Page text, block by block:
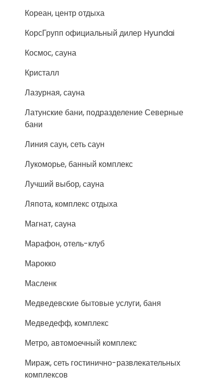
Кореан, центр отдыха
КорсГрупп официальный дилер Hyundai
Космос, сауна
Кристалл
Лазурная, сауна
Латунские бани, подразделение Северные
бани
Линия саун, сеть саун
Лукоморье, банный комплекс
Лучший выбор, сауна
Ляпота, комплекс отдыха
Магнат, сауна
Марафон, отель-клуб
Марокко
Масленк
Медведевские бытовые услуги, баня
Медведефф, комплекс
Метро, автомоечный комплекс
Мираж, сеть гостинично-развлекательных
комплексов